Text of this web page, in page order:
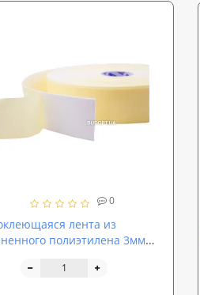
0
лента из
полиэтилена 3мм